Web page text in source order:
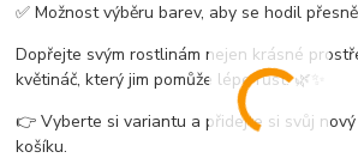
✅ Možnost výběru barev, aby se hodil
Dopřejte svým rostlinám nejen krásné
květináč, který jim pomůže lépe růst! 🌿✨
👉 Vyberte si variantu a přidejte si svůj
košíku.